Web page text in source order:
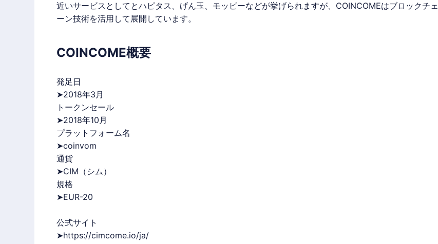
近いサービスとしてとハピタス、げん玉、モッピーなどが挙げられますが、 COINCOMEはブロックチェ
ーン技術を活用して展開しています。
COINCOME概要
発足日
➤2018年3月
トークンセール
➤2018年10月
プラットフォーム名
➤coinvom
通貨
➤CIM（シム）
規格
➤EUR-20
公式サイト
➤https://cimcome.io/ja/